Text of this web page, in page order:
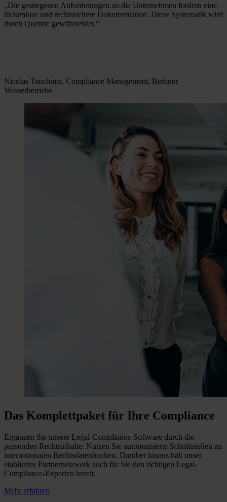
„Die gestiegenen Anforderungen an die Unternehmen fordern eine
lückenlose und rechtssichere Dokumentation. Diese Systematik wird
durch Quentic gewährleistet.“
Nicolas Tauchnitz, Compliance Management, Berliner
Wasserbetriebe
Das Komplettpaket für Ihre Compliance
Ergänzen Sie unsere Legal-Compliance-Software durch die
passenden Rechtsinhalte: Nutzen Sie automatisierte Schnittstellen zu
internationalen Rechtsdatenbanken. Darüber hinaus hält unser
etabliertes Partnernetzwerk auch für Sie den richtigen Legal-
Compliance-Experten bereit.
Mehr erfahren